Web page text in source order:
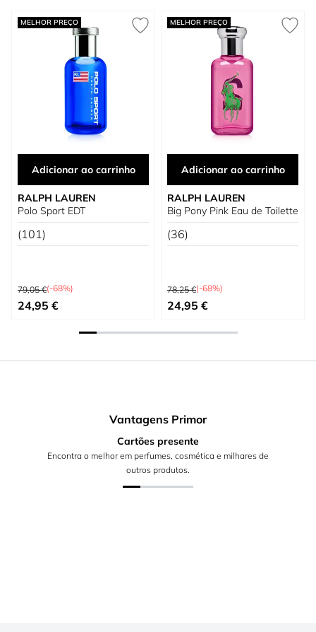
Press to skip carousel
MELHOR PREÇO
Adicionar ao carrinho
RALPH LAUREN
Polo Sport EDT
(101)
Preço Normal
79,05 €(-68%)
Preço Especial
24,95 €
MELHOR PREÇO
Adicionar ao carrinho
RALPH LAUREN
Big Pony Pink Eau de Toilette
(36)
Preço Normal
78,25 €(-68%)
Preço Especial
24,95 €
Vantagens Primor
Cartões presente
Encontra o melhor em perfumes, cosmética e milhares de
outros produtos.